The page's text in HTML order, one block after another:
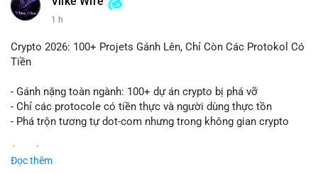
1 h
Crypto 2026: 100+ Projets Gánh Lên, Chỉ Còn Các Protokol Có
Tiền
- Gánh nặng toàn ngành: 100+ dự án crypto bị phá vỡ
- Chỉ các protocole có tiền thực và người dùng thực tồn
- Phá trộn tương tự dot-com nhưng trong không gian crypto
Đọc thêm